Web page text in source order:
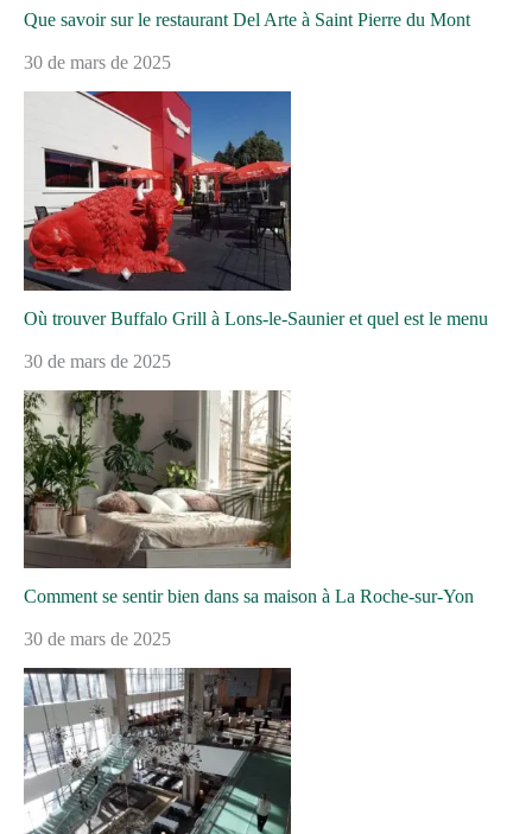
Que savoir sur le restaurant Del Arte à Saint Pierre du Mont
30 de mars de 2025
Où trouver Buffalo Grill à Lons-le-Saunier et quel est le menu
30 de mars de 2025
Comment se sentir bien dans sa maison à La Roche-sur-Yon
30 de mars de 2025